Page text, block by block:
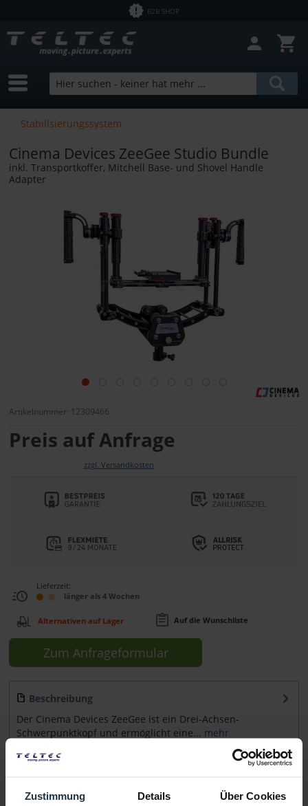
Zustimmung Details Über Cookies
B2B SHOP
Stabilisierungssystem
Cinema Devices ZeeGee Studio Bundle
inkl. Transportkoffer, Mitchell Base- und Shovel Handle
Adapter
Artikelnummer: 12309466
Preis auf Anfrage
zzgl. Versandkosten
Lieferzeit:
länger als 4 Wochen
Alternativen auf Lager Auf die Wunschliste
Zum Anfrageformular
Beschreibung
Der Cinema Devices ZeeGee ist ein Drei-Achsen-
Schwerpunktkopf und ermöglicht eine... mehr